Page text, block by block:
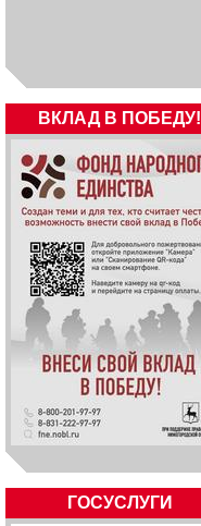
ВКЛАД В ПОБЕДУ!
ГОСУСЛУГИ